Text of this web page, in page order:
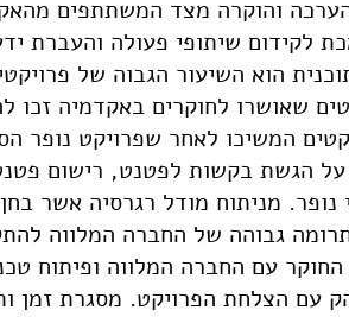
והוקרה מצד המשתתפים
לקידום שיתופי פעולה והעברת
הוא השיעור הגבוה של
הפרויקט. 63% מהפרויקטים שאושרו לחוקרים
המלוות דיווחו כי 36% מהפרויקטים המשיכו לאחר
על הגשת בקשות לפטנט, רישום
נופר. מניתוח מודל רגרסיה אשר
גבוהה של החברה המלווה
עם החברה המלווה ופיתוח
עם הצלחת הפרויקט. מסגרת זמן